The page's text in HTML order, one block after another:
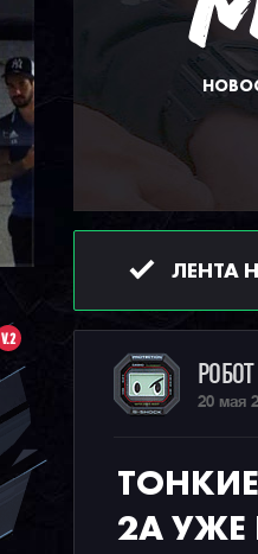
V.2
ЛЕНТА
20 мая
ТОНКИЕ
2A